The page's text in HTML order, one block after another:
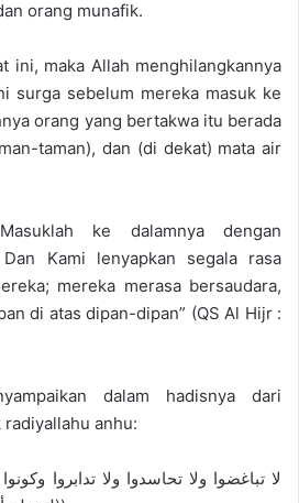
orang munafik.
ini, maka Allah menghilangkannya
surga sebelum mereka masuk ke
orang yang bertakwa itu berada
taman), dan (di dekat) mata air
ke dalamnya dengan
Kami lenyapkan segala rasa
mereka merasa bersaudara,
di atas dipan-dipan” (QS Al Hijr :
dalam hadisnya dari
radiyallahu anhu: